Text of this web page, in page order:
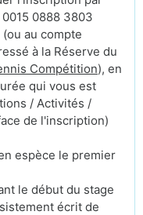
0888 3803
au compte
à la Réserve du
Compétition), en
qui vous est
/ Activités /
de l'inscription)
espèce le premier
le début du stage
écrit de